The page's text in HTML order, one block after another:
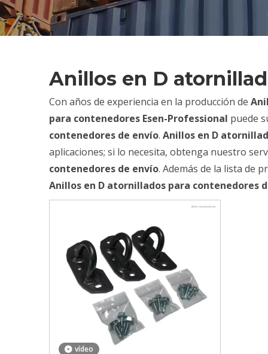
Anillos en D
Con años de experiencia en la producción de
para contenedores Esen-Professional puede
contenedores de envío. Anillos en D
aplicaciones; si lo necesita, obtenga nuestro
contenedores de envío. Además de la lista de
Anillos en D atornillados para contenedores
vídeo